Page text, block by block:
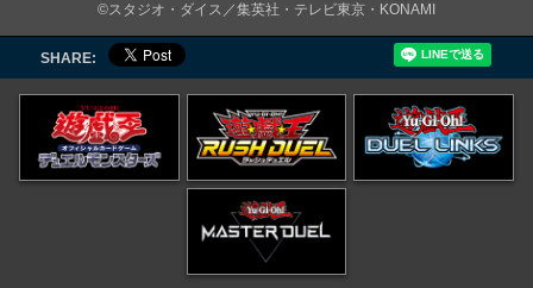
©スタジオ・ダイス／集英社・テレビ東京・KONAMI
SHARE: